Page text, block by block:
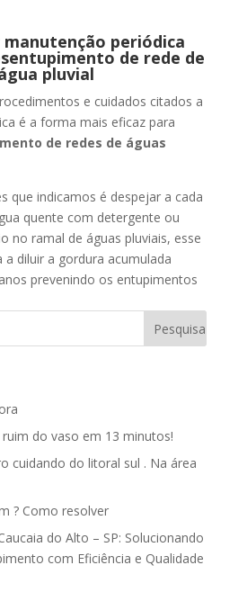
periódica
de rede de
pluvial
e cuidados citados a
é a forma mais eficaz para
de redes de águas
que indicamos é despejar a cada
quente com detergente ou
no ramal de águas pluviais, esse
diluir a gordura acumulada
prevenindo os entupimentos
do vaso em 13 minutos!
cuidando do litoral sul . Na área
? Como resolver
do Alto – SP: Solucionando
com Eficiência e Qualidade